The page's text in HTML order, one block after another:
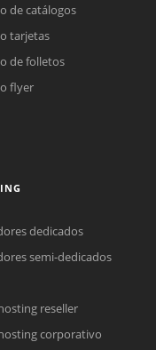
con el enlace a
de catálogos
tarjetas
de folletos
flyer
dedicados
semi-dedicados
reseller
corporativo